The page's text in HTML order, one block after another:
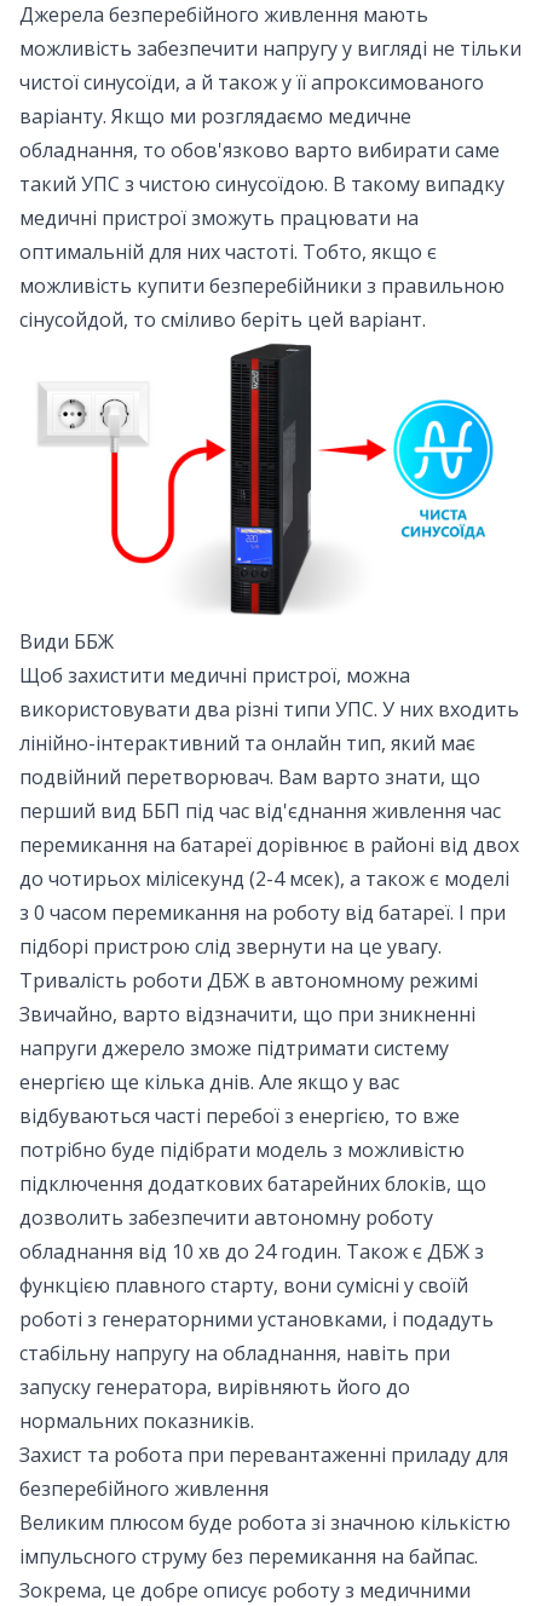
Джерела безперебійного живлення мають
можливість забезпечити напругу у вигляді не тільки
чистої синусоїди, а й також у її апроксимованого
варіанту. Якщо ми розглядаємо медичне
обладнання, то обов'язково варто вибирати саме
такий УПС з чистою синусоїдою. В такому випадку
медичні пристрої зможуть працювати на
оптимальній для них частоті. Тобто, якщо є
можливість купити безперебійники з правильною
сінусойдой, то сміливо беріть цей варіант.
Види ББЖ
Щоб захистити медичні пристрої, можна
використовувати два різні типи УПС. У них входить
лінійно-інтерактивний та онлайн тип, який має
подвійний перетворювач. Вам варто знати, що
перший вид ББП під час від'єднання живлення час
перемикання на батареї дорівнює в районі від двох
до чотирьох мілісекунд (2-4 мсек), а також є моделі
з 0 часом перемикання на роботу від батареї. І при
підборі пристрою слід звернути на це увагу.
Тривалість роботи ДБЖ в автономному режимі
Звичайно, варто відзначити, що при зникненні
напруги джерело зможе підтримати систему
енергією ще кілька днів. Але якщо у вас
відбуваються часті перебої з енергією, то вже
потрібно буде підібрати модель з можливістю
підключення додаткових батарейних блоків, що
дозволить забезпечити автономну роботу
обладнання від 10 хв до 24 годин. Також є ДБЖ з
функцією плавного старту, вони сумісні у своїй
роботі з генераторними установками, і подадуть
стабільну напругу на обладнання, навіть при
запуску генератора, вирівняють його до
нормальних показників.
Захист та робота при перевантаженні приладу для
безперебійного живлення
Великим плюсом буде робота зі значною кількістю
імпульсного струму без перемикання на байпас.
Зокрема, це добре описує роботу з медичними